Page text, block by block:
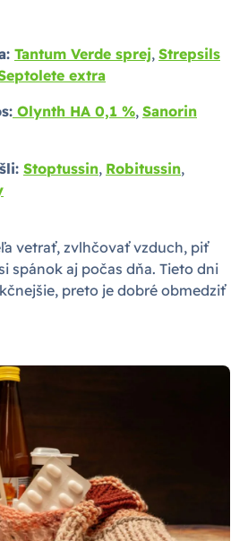
Tantum Verde sprej, Strepsils
extra
Olynth HA 0,1 %, Sanorin
Stoptussin, Robitussin,
vetrať, zvlhčovať vzduch, piť
spánok aj počas dňa. Tieto dni
preto je dobré obmedziť